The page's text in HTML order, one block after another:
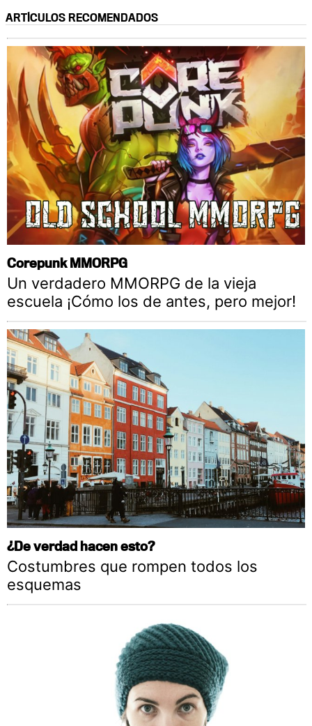
ARTÍCULOS RECOMENDADOS
Corepunk MMORPG
Un verdadero MMORPG de la vieja
escuela ¡Cómo los de antes, pero mejor!
¿De verdad hacen esto?
Costumbres que rompen todos los
esquemas